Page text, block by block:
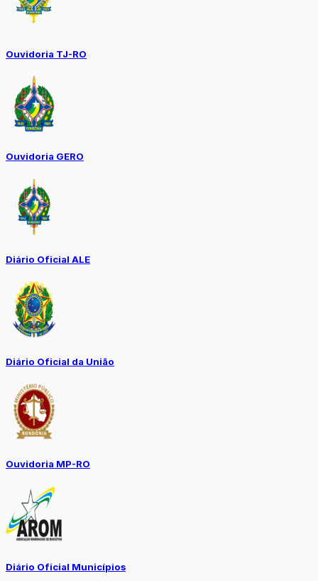
Ouvidoria TJ-RO
Ouvidoria GERO
Diário Oficial ALE
Diário Oficial da União
Ouvidoria MP-RO
Diário Oficial Municípios